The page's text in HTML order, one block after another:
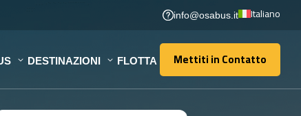
info@osabus.it Italiano
DESTINAZIONI FLOTTA Mettiti in Contatto
Mettiti in Contatto